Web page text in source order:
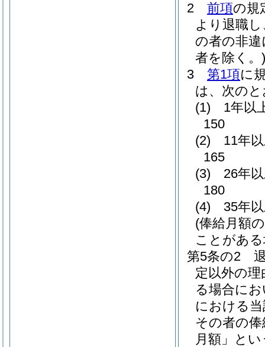
2
前項の規
より退職
の者の非
者を除く。)
3
第1項に
は、次の
(1)
1年以
150
(2)
11年
165
(3)
26年
180
(4)
35年
(俸給月額
ことがあ
第5条の2
定以外の
る場合に
における
その者の
月額」とい